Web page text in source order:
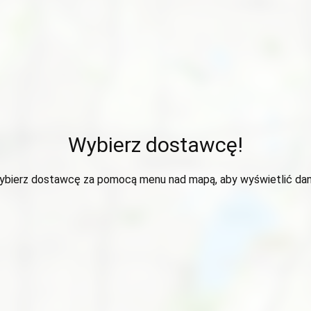
Wybierz dostawcę!
dostawcę za pomocą menu nad mapą, aby wyświetlić